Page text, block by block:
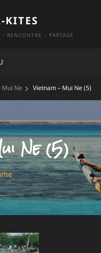
KITES
RENCONTRE – PARTAGE
Mui Ne Vietnam – Mui Ne (5)
Ne (5)